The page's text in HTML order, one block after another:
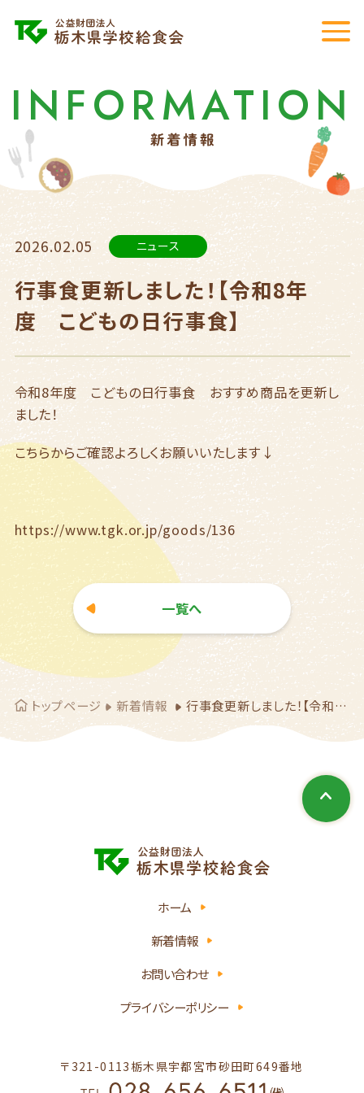
INFORMATION
2026.02.05 ニュース
行事食更新しました！【令和8年
度 こどもの日行事食】
令和8年度 こどもの日行事食 おすすめ商品を更新し
ました！
こちらからご確認よろしくお願いいたします↓
https://www.tgk.or.jp/goods/136
一覧へ
トップページ 新着情報 行事食更新しました！【令和8年度 こどもの日行事食】
ホーム
新着情報
お問い合わせ
プライバシーポリシー
〒321-0113栃木県宇都宮市砂田町649番地